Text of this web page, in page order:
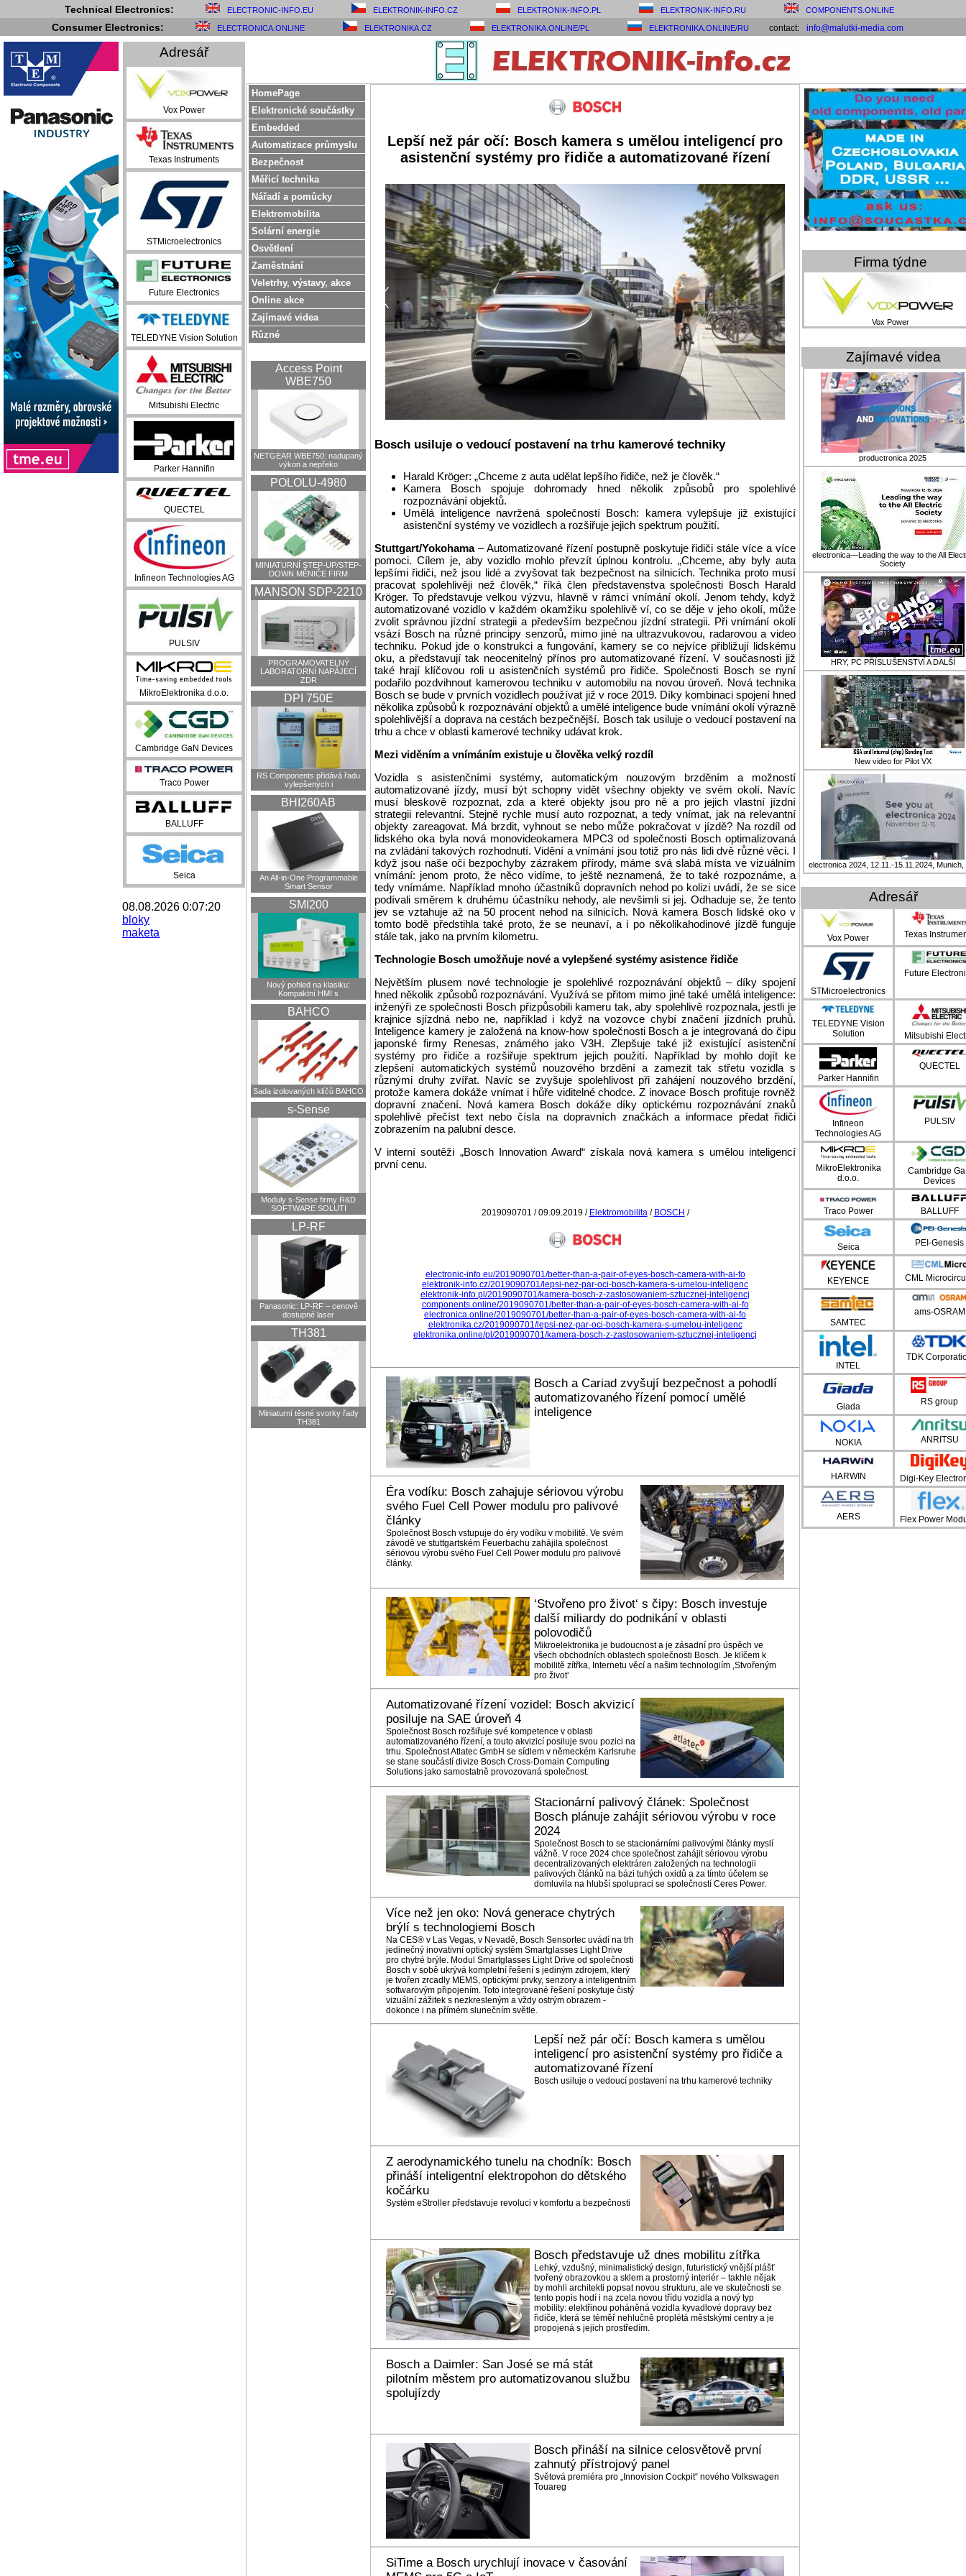
Technical Electronics: ELECTRONIC-INFO.EU ELEKTRONIK-INFO.CZ ELEKTRONIK-INFO.PL ELEKTRONIK-INFO.RU COMPONENTS.ONLINE
Consumer Electronics: ELECTRONICA.ONLINE ELEKTRONIKA.CZ ELEKTRONIKA.ONLINE/PL ELEKTRONIKA.ONLINE/RU contact: info@malutki-media.com
Adresář
Vox Power
Texas Instruments
STMicroelectronics
Future Electronics
TELEDYNE Vision Solution
Mitsubishi Electric
Parker Hannifin
QUECTEL
Infineon Technologies AG
PULSIV
MikroElektronika d.o.o.
Cambridge GaN Devices
Traco Power
BALLUFF
Seica
08.08.2026 0:07:20
bloky
maketa
HomePage
Elektronické součástky
Embedded
Automatizace průmyslu
Bezpečnost
Měřicí technika
Nářadí a pomůcky
Elektromobilita
Solární energie
Osvětlení
Zaměstnání
Veletrhy, výstavy, akce
Online akce
Zajímavé videa
Různé
Access Point
WBE750
NETGEAR WBE750: nadupaný
výkon a nepřeko
POLOLU-4980
MINIATURNÍ STEP-UP/STEP-
DOWN MĚNIČE FIRM
MANSON SDP-2210
PROGRAMOVATELNÝ
LABORATORNÍ NAPÁJECÍ
ZDR
DPI 750E
RS Components přidává řadu
vylepšených i
BHI260AB
An All-in-One Programmable
Smart Sensor
SMI200
Nový pohled na klasiku:
Kompaktní HMI s
BAHCO
Sada izolovaných klíčů BAHCO
s-Sense
Moduly s-Sense firmy R&D
SOFTWARE SOLUTI
LP-RF
Panasonic: LP-RF – cenově
dostupné laser
TH381
Miniaturní těsné svorky řady
TH381
Lepší než pár očí: Bosch kamera s umělou inteligencí pro
asistenční systémy pro řidiče a automatizované řízení
Bosch usiluje o vedoucí postavení na trhu kamerové techniky
Harald Kröger: „Chceme z auta udělat lepšího řidiče, než je člověk.“
Kamera Bosch spojuje dohromady hned několik způsobů pro spolehlivé
rozpoznávání objektů.
Umělá inteligence navržená společností Bosch: kamera vylepšuje již existující
asistenční systémy ve vozidlech a rozšiřuje jejich spektrum použití.
Stuttgart/Yokohama– Automatizované řízení postupně poskytuje řidiči stále více a více
pomoci. Cílem je, aby vozidlo mohlo převzít úplnou kontrolu. „Chceme, aby byly auta
lepšími řidiči, než jsou lidé a zvyšovat tak bezpečnost na silnicích. Technika proto musí
pracovat spolehlivěji než člověk,“ říká člen představenstva společnosti Bosch Harald
Kröger. To představuje velkou výzvu, hlavně v rámci vnímání okolí. Jenom tehdy, když
automatizované vozidlo v každém okamžiku spolehlivě ví, co se děje v jeho okolí, může
zvolit správnou jízdní strategii a především bezpečnou jízdní strategii. Při vnímání okolí
vsází Bosch na různé principy senzorů, mimo jiné na ultrazvukovou, radarovou a video
techniku. Pokud jde o konstrukci a fungování, kamery se co nejvíce přibližují lidskému
oku, a představují tak neocenitelný přínos pro automatizované řízení. V současnosti již
také hrají klíčovou roli u asistenčních systémů pro řidiče. Společnosti Bosch se nyní
podařilo pozdvihnout kamerovou techniku v automobilu na novou úroveň. Nová technika
Bosch se bude v prvních vozidlech používat již v roce 2019. Díky kombinaci spojení hned
několika způsobů k rozpoznávání objektů a umělé inteligence bude vnímání okolí výrazně
spolehlivější a doprava na cestách bezpečnější. Bosch tak usiluje o vedoucí postavení na
trhu a chce v oblasti kamerové techniky udávat krok.
Mezi viděním a vnímáním existuje u člověka velký rozdíl
Vozidla s asistenčními systémy, automatickým nouzovým brzděním a možností
automatizované jízdy, musí být schopny vidět všechny objekty ve svém okolí. Navíc
musí bleskově rozpoznat, zda a které objekty jsou pro ně a pro jejich vlastní jízdní
strategii relevantní. Stejně rychle musí auto rozpoznat, a tedy vnímat, jak na relevantní
objekty zareagovat. Má brzdit, vyhnout se nebo může pokračovat v jízdě? Na rozdíl od
lidského oka byla nová monovideokamera MPC3 od společnosti Bosch optimalizovaná
na zvládání takových rozhodnutí. Vidění a vnímání jsou totiž pro nás lidi dvě různé věci. I
když jsou naše oči bezpochyby zázrakem přírody, máme svá slabá místa ve vizuálním
vnímání: jenom proto, že něco vidíme, to ještě neznamená, že to také rozpoznáme, a
tedy vnímáme. Například mnoho účastníků dopravních nehod po kolizi uvádí, že se sice
podívali směrem k druhému účastníku nehody, ale nevšimli si jej. Odhaduje se, že tento
jev se vztahuje až na 50 procent nehod na silnicích. Nová kamera Bosch lidské oko v
tomto bodě předstihla také proto, že se neunaví, a i po několikahodinové jízdě funguje
stále tak, jako na prvním kilometru.
Technologie Bosch umožňuje nové a vylepšené systémy asistence řidiče
Největším plusem nové technologie je spolehlivé rozpoznávání objektů – díky spojení
hned několik způsobů rozpoznávání. Využívá se přitom mimo jiné také umělá inteligence:
inženýři ze společnosti Bosch přizpůsobili kameru tak, aby spolehlivě rozpoznala, jestli je
krajnice sjízdná nebo ne, například i když na vozovce chybí značení jízdních pruhů.
Inteligence kamery je založená na know-how společnosti Bosch a je integrovaná do čipu
japonské firmy Renesas, známého jako V3H. Zlepšuje také již existující asistenční
systémy pro řidiče a rozšiřuje spektrum jejich použití. Například by mohlo dojít ke
zlepšení automatických systémů nouzového brzdění a zamezit tak střetu vozidla s
různými druhy zvířat. Navíc se zvyšuje spolehlivost při zahájení nouzového brzdění,
protože kamera dokáže vnímat i hůře viditelné chodce. Z inovace Bosch profituje rovněž
dopravní značení. Nová kamera Bosch dokáže díky optickému rozpoznávání znaků
spolehlivě přečíst text nebo čísla na dopravních značkách a informace předat řidiči
zobrazením na palubní desce.
V interní soutěži „Bosch Innovation Award“ získala nová kamera s umělou inteligencí
první cenu.
2019090701 / 09.09.2019 / Elektromobilita/ BOSCH /
electronic-info.eu/2019090701/better-than-a-pair-of-eyes-bosch-camera-with-ai-fo
elektronik-info.cz/2019090701/lepsi-nez-par-oci-bosch-kamera-s-umelou-inteligenc
elektronik-info.pl/2019090701/kamera-bosch-z-zastosowaniem-sztucznej-inteligencj
components.online/2019090701/better-than-a-pair-of-eyes-bosch-camera-with-ai-fo
electronica.online/2019090701/better-than-a-pair-of-eyes-bosch-camera-with-ai-fo
elektronika.cz/2019090701/lepsi-nez-par-oci-bosch-kamera-s-umelou-inteligenc
elektronika.online/pl/2019090701/kamera-bosch-z-zastosowaniem-sztucznej-inteligencj
Bosch a Cariad zvyšují bezpečnost a pohodlí
automatizovaného řízení pomocí umělé
inteligence
Éra vodíku: Bosch zahajuje sériovou výrobu
svého Fuel Cell Power modulu pro palivové
články
Společnost Bosch vstupuje do éry vodíku v mobilitě. Ve svém
závodě ve stuttgartském Feuerbachu zahájila společnost
sériovou výrobu svého Fuel Cell Power modulu pro palivové
články.
‘Stvořeno pro život‘ s čipy: Bosch investuje
další miliardy do podnikání v oblasti
polovodičů
Mikroelektronika je budoucnost a je zásadní pro úspěch ve
všech obchodních oblastech společnosti Bosch. Je klíčem k
mobilitě zítřka, Internetu věcí a našim technologiím ‚Stvořeným
pro život‘
Automatizované řízení vozidel: Bosch akvizicí
posiluje na SAE úroveň 4
Společnost Bosch rozšiřuje své kompetence v oblasti
automatizovaného řízení, a touto akvizicí posiluje svou pozici na
trhu. Společnost Atlatec GmbH se sídlem v německém Karlsruhe
se stane součástí divize Bosch Cross-Domain Computing
Solutions jako samostatně provozovaná společnost.
Stacionární palivový článek: Společnost
Bosch plánuje zahájit sériovou výrobu v roce
2024
Společnost Bosch to se stacionárními palivovými články myslí
vážně. V roce 2024 chce společnost zahájit sériovou výrobu
decentralizovaných elektráren založených na technologii
palivových článků na bázi tuhých oxidů a za tímto účelem se
domluvila na hlubší spolupraci se společností Ceres Power.
Více než jen oko: Nová generace chytrých
brýlí s technologiemi Bosch
Na CES® v Las Vegas, v Nevadě, Bosch Sensortec uvádí na trh
jedinečný inovativní optický systém Smartglasses Light Drive
pro chytré brýle. Modul Smartglasses Light Drive od společnosti
Bosch v sobě ukrývá kompletní řešení s jediným zdrojem, který
je tvořen zrcadly MEMS, optickými prvky, senzory a inteligentním
softwarovým připojením. Toto integrované řešení poskytuje čistý
vizuální zážitek s nezkresleným a vždy ostrým obrazem -
dokonce i na přímém slunečním světle.
Lepší než pár očí: Bosch kamera s umělou
inteligencí pro asistenční systémy pro řidiče a
automatizované řízení
Bosch usiluje o vedoucí postavení na trhu kamerové techniky
Z aerodynamického tunelu na chodník: Bosch
přináší inteligentní elektropohon do dětského
kočárku
Systém eStroller představuje revoluci v komfortu a bezpečnosti
Bosch představuje už dnes mobilitu zítřka
Lehký, vzdušný, minimalistický design, futuristický vnější plášť
tvořený obrazovkou a sklem a prostorný interiér – takhle nějak
by mohli architekti popsat novou strukturu, ale ve skutečnosti se
tento popis hodí i na zcela novou třídu vozidla a nový typ
mobility: elektřinou poháněná vozidla kyvadlové dopravy bez
řidiče, která se téměř nehlučně proplétá městskými centry a je
propojená s jejich prostředím.
Bosch a Daimler: San José se má stát
pilotním městem pro automatizovanou službu
spolujízdy
Bosch přináší na silnice celosvětově první
zahnutý přístrojový panel
Světová premiéra pro „Innovision Cockpit“ nového Volkswagen
Touareg
SiTime a Bosch urychlují inovace v časování
Firma týdne
Vox Power
Zajímavé videa
productronica 2025
electronica—Leading the way to the All
Society
HRY, PC PŘÍSLUŠENSTVÍ A DALŠÍ
New video for Pilot VX
electronica 2024, 12.11.-15.11.2024, Munich,
Adresář
Vox Power Texas
STMicroelectronics
Future
TELEDYNE Vision
Solution
Mitsubishi
Parker Hannifin
QUECTEL
Infineon
Technologies AG
PULSIV
MikroElektronika
d.o.o.
Cambridge
Devices
Traco Power BALLUFF
Seica PEI-Genesis
KEYENCE CML
SAMTEC
ams-OSRAM
INTEL
TDK
Giada
RS group
NOKIA ANRITSU
HARWIN Digi-Key
AERS Flex Power